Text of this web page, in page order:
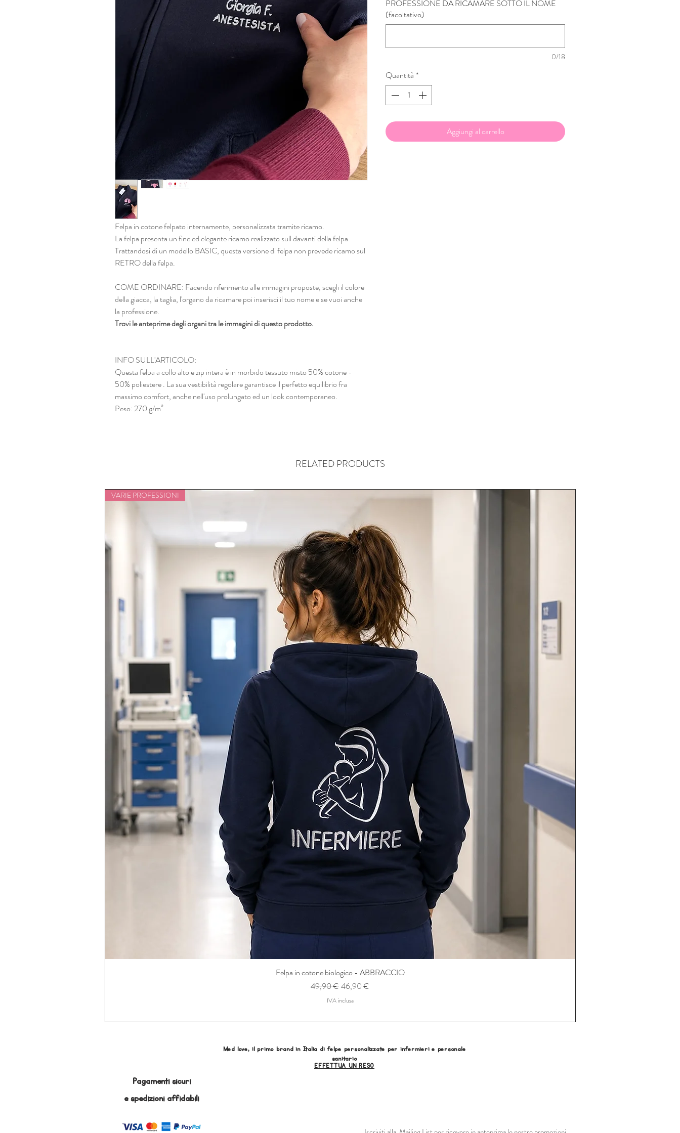
Felpa in cotone felpato internamente, personalizzata tramite ricamo.
La felpa presenta un fine ed elegante ricamo realizzato sull davanti della felpa.
Trattandosi di un modello BASIC, questa versione di felpa non prevede ricamo sul
RETRO della felpa.
COME ORDINARE: Facendo riferimento alle immagini proposte, scegli il colore
della giacca, la taglia, l'organo da ricamare poi inserisci il tuo nome e se vuoi anche
la professione.
Trovi le anteprime degli organi tra le immagini di questo prodotto.
INFO SULL'ARTICOLO:
Questa felpa a collo alto e zip intera è in morbido tessuto misto 50% cotone -
50% poliestere . La sua vestibilità regolare garantisce il perfetto equilibrio fra
massimo comfort, anche nell'uso prolungato ed un look contemporaneo.
Peso: 270 g/m²
PROFESSIONE DA RICAMARE SOTTO IL NOME
(facoltativo)
0/18
Quantità *
Aggiungi al carrello
RELATED PRODUCTS
VARIE PROFESSIONI
Felpa in cotone biologico - ABBRACCIO
Prezzo regolare
49,90 €Prezzo scontato
46,90 €
IVA inclusa
Pagamenti sicuri
espedizioni affidabili
Med love, il primo brand in Italia di felpe personalizzate per infermieri e personale
sanitario
EFFETTUA UN RESO